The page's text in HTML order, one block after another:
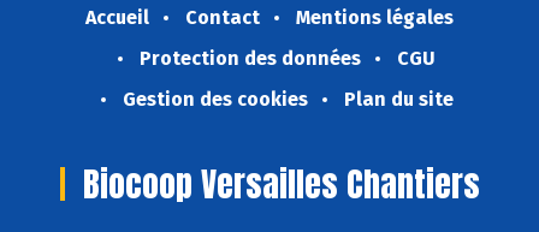
Accueil Contact
Mentions légales
Protection des données
CGU
Gestion des cookies
Plan du site
Biocoop Versailles Chantiers